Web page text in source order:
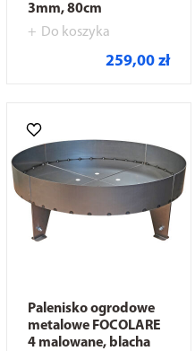
3mm, 80cm
Do koszyka
259,00 zł
Palenisko ogrodowe
metalowe FOCOLARE
4 malowane, blacha